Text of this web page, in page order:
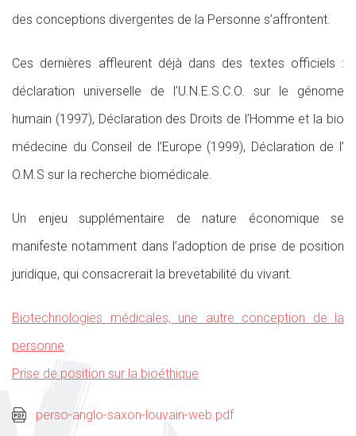
des conceptions divergentes de la Personne s’affrontent.
Ces dernières affleurent déjà dans des textes officiels :
déclaration universelle de l’U.N.E.S.C.O. sur le génome
humain (1997), Déclaration des Droits de l’Homme et la bio
médecine du Conseil de l’Europe (1999), Déclaration de l’
O.M.S sur la recherche biomédicale.
Un enjeu supplémentaire de nature économique se
manifeste notamment dans l’adoption de prise de position
juridique, qui consacrerait la brevetabilité du vivant.
Biotechnologies médicales, une autre conception de la
personne
Prise de position sur la bioéthique
perso-anglo-saxon-louvain-web.pdf